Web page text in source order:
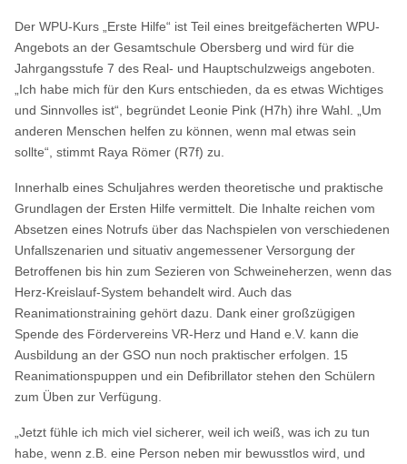
Der WPU-Kurs „Erste Hilfe“ ist Teil eines breitgefächerten WPU-
Angebots an der Gesamtschule Obersberg und wird für die
Jahrgangsstufe 7 des Real- und Hauptschulzweigs angeboten.
„Ich habe mich für den Kurs entschieden, da es etwas Wichtiges
und Sinnvolles ist“, begründet Leonie Pink (H7h) ihre Wahl. „Um
anderen Menschen helfen zu können, wenn mal etwas sein
sollte“, stimmt Raya Römer (R7f) zu.
Innerhalb eines Schuljahres werden theoretische und praktische
Grundlagen der Ersten Hilfe vermittelt. Die Inhalte reichen vom
Absetzen eines Notrufs über das Nachspielen von verschiedenen
Unfallszenarien und situativ angemessener Versorgung der
Betroffenen bis hin zum Sezieren von Schweineherzen, wenn das
Herz-Kreislauf-System behandelt wird. Auch das
Reanimationstraining gehört dazu. Dank einer großzügigen
Spende des Fördervereins VR-Herz und Hand e.V. kann die
Ausbildung an der GSO nun noch praktischer erfolgen. 15
Reanimationspuppen und ein Defibrillator stehen den Schülern
zum Üben zur Verfügung.
„Jetzt fühle ich mich viel sicherer, weil ich weiß, was ich zu tun
habe, wenn z.B. eine Person neben mir bewusstlos wird, und